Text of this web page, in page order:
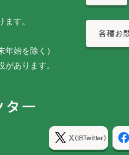
す。
年始を除く）
あります。